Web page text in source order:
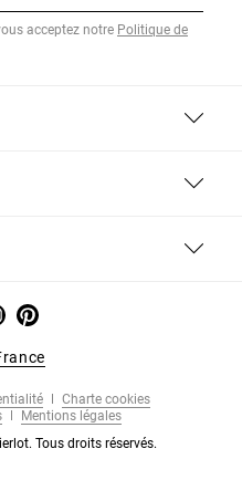
acceptez notre Politique de
Charte cookies
Mentions légales
Tous droits réservés.